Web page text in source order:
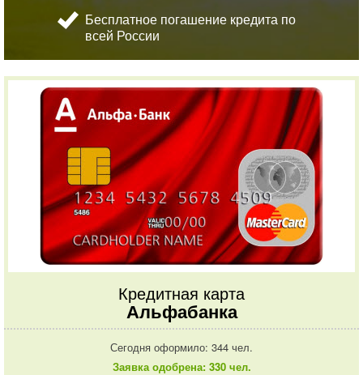
Бесплатное погашение кредита по
всей России
Кредитная карта
Альфабанка
Сегодня оформило: 344 чел.
Заявка одобрена: 330 чел.